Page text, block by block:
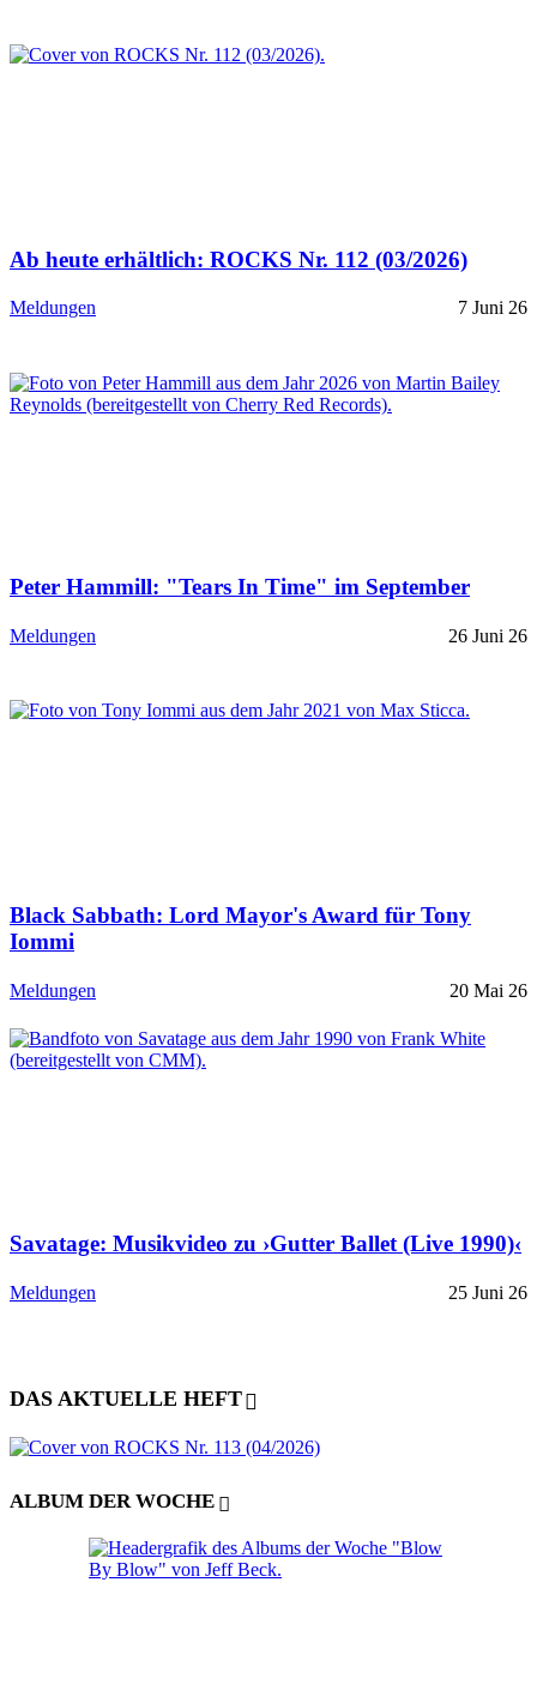
Ab heute erhältlich: ROCKS Nr. 112 (03/2026)
Meldungen 7 Juni 26
Peter Hammill: "Tears In Time" im September
Meldungen 26 Juni 26
Black Sabbath: Lord Mayor's Award für Tony
Iommi
Meldungen 20 Mai 26
Savatage: Musikvideo zu ›Gutter Ballet (Live 1990)‹
Meldungen 25 Juni 26
DAS AKTUELLE HEFT
ALBUM DER WOCHE